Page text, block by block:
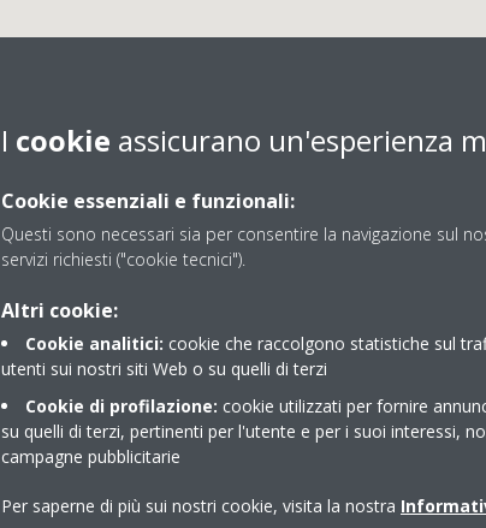
DALLA LIBERA
Comfort Store con vetrina
I cookie assicurano un'esperienza
Cookie essenziali e funzionali:
Questi sono necessari sia per consentire la navigazione sul
servizi richiesti ("cookie tecnici").
Altri cookie:
Cookie analitici: cookie che raccolgono statistiche sul
utenti sui nostri siti Web o su quelli di terzi
Cookie di profilazione: cookie utilizzati per fornire
su quelli di terzi, pertinenti per l'utente e per i suoi interessi,
campagne pubblicitarie
Per saperne di più sui nostri cookie, visita la nostra